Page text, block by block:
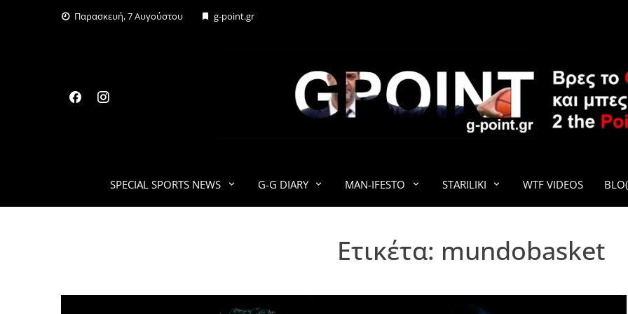
Παρασκευή, 7 Αυγούστου g-point.gr
G-
SPECIAL SPORTS NEWS G-G DIARY MAN-IFESTO STARILIKI WTF VIDEOS
Ετικέτα: mundobasket